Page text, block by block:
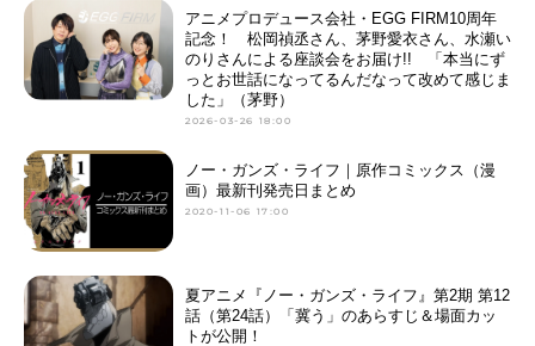
アニメプロデュース会社・EGG FIRM10周年
記念！ 松岡禎丞さん、茅野愛衣さん、水瀬い
のりさんによる座談会をお届け!! 「本当にず
っとお世話になってるんだなって改めて感じま
した」（茅野）
2026-03-26 18:00
ノー・ガンズ・ライフ｜原作コミックス（漫
画）最新刊発売日まとめ
2020-11-06 17:00
夏アニメ『ノー・ガンズ・ライフ』第2期 第12
話（第24話）「冀う」のあらすじ＆場面カッ
トが公開！